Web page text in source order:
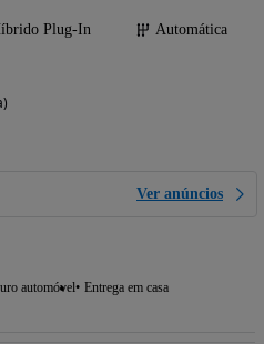
Plug-In
Automática
Ver anúncios
automóvel Entrega em casa